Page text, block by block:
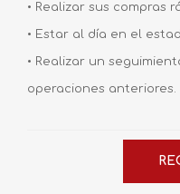
• Realizar sus compras
• Estar al día en el
• Realizar un
operaciones anteriores.